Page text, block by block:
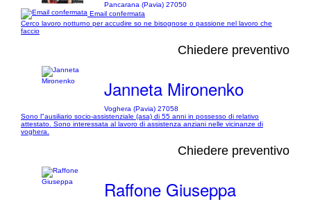
Pancarana (Pavia) 27050
Email confermata
Cerco lavoro notturno per accudire so ne bisognose o passione nel lavoro che
faccio
Chiedere preventivo
Janneta Mironenko
Voghera (Pavia) 27058
Sono l"ausiliario socio-assistenziale (asa) di 55 anni in possesso di relativo
attestato. Sono interessata al lavoro di assistenza anziani nelle vicinanze di
voghera.
Chiedere preventivo
Raffone Giuseppa